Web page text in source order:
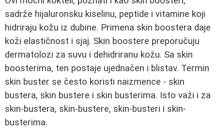
sadrže hijaluronsku kiselinu, peptide i vitamine koji
hidriraju kožu iz dubine. Primena skin boostera daje
koži elastičnost i sjaj. Skin boostere preporučuju
dermatolozi za suvu i dehidriranu kožu. Sa skin
boosterima, ten postaje ujednačen i blistav. Termin
skin buster se često koristi naizmence - skin
bustera, skin bustere i skin busterima. Isto važi i za
skin-bustera, skin-bustere, skin-busteri i skin-
busterima.